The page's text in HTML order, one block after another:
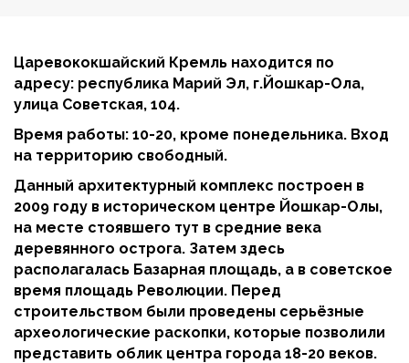
Царевококшайский Кремль находится по
адресу: республика Марий Эл, г.Йошкар-Ола,
улица Советская, 104.
Время работы: 10-20, кроме понедельника. Вход
на территорию свободный.
Данный архитектурный комплекс построен в
2009 году в историческом центре Йошкар-Олы,
на месте стоявшего тут в средние века
деревянного острога. Затем здесь
располагалась Базарная площадь, а в советское
время площадь Революции. Перед
строительством были проведены серьёзные
археологические раскопки, которые позволили
представить облик центра города 18-20 веков.